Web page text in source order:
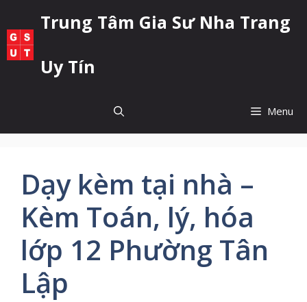
nội
dung
Trung Tâm Gia Sư Nha Trang
Uy Tín
Menu
Dạy kèm tại nhà –
Kèm Toán, lý, hóa
lớp 12 Phường Tân
Lập